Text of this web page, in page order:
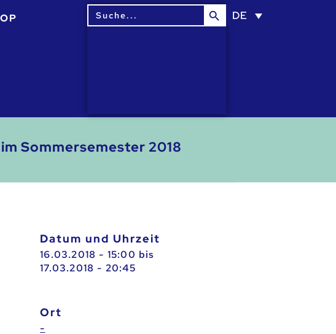
Search
for:
Search Button
DE
Sommersemester 2018
Datum und Uhrzeit
16.03.2018 - 15:00 bis
17.03.2018 - 20:45
Ort
-